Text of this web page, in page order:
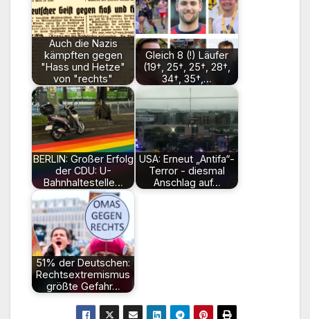
Auch die Nazis
kämpften gegen
"Hass und Hetze"
von "rechts"
Gleich 8 (!) Läufer
(19†, 25†, 25†, 28†,
34†, 35†,…
BERLIN: Großer Erfolg
der CDU: U-
Bahnhaltestelle…
USA: Erneut „Antifa“-
Terror - diesmal
Anschlag auf…
51% der Deutschen:
Rechtsextremismus
größte Gefahr…